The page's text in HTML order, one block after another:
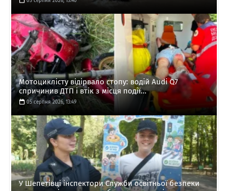
Мотоциклісту відірвало стопу: водій Audi Q7
спричинив ДТП і втік з місця події...
05 серпня 2026, 13:49
У Шепетівці інспектори Служби освітньої безпеки